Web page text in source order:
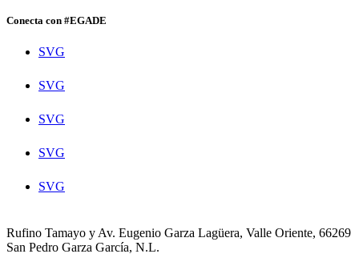
Conecta con #EGADE
SVG
SVG
SVG
SVG
SVG
Rufino Tamayo y Av. Eugenio Garza Lagüera, Valle Oriente, 66269
San Pedro Garza García, N.L.